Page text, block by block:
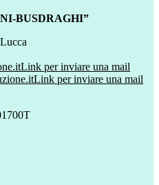
BUSDRAGHI”
Link per inviare una mail
Link per inviare una mail